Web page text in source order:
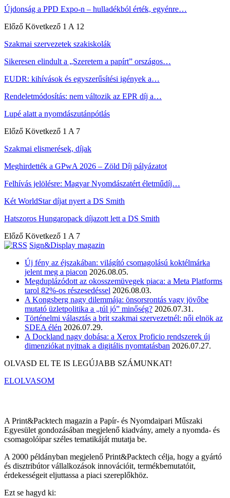
Újdonság a PPD Expo-n – hulladékból érték, egyénre…
Előző Következő 1 A 12
Szakmai szervezetek szakiskolák
Sikeresen elindult a „Szeretem a papírt” országos…
EUDR: kihívások és egyszerűsítési igények a…
Rendeletmódosítás: nem változik az EPR díj a…
Lupé alatt a nyomdászutánpótlás
Előző Következő 1 A 7
Szakmai elismerések, díjak
Meghirdették a GPwA 2026 – Zöld Díj pályázatot
Felhívás jelölésre: Magyar Nyomdászatért életműdíj…
Két WorldStar díjat nyert a DS Smith
Hatszoros Hungaropack díjazott lett a DS Smith
Előző Következő 1 A 7
Sign&Display magazin
Új fény az éjszakában: világító csomagolású koktélmárka
jelent meg a piacon 2026.08.05.
Megduplázódott az okosszemüvegek piaca: a Meta Platforms
tarol 82%-os részesedéssel 2026.08.03.
A Kongsberg nagy dilemmája: önsorsrontás vagy jövőbe
mutató üzletpolitika a „túl jó” minőség? 2026.07.31.
Történelmi választás a brit szakmai szervezetnél: női elnök az
SDEA élén 2026.07.29.
A Dockland nagy dobása: a Xerox Proficio rendszerek új
dimenziókat nyitnak a digitális nyomtatásban 2026.07.27.
OLVASD EL TE IS LEGÚJABB SZÁMUNKAT!
ELOLVASOM
A Print&Packtech magazin a Papír- és Nyomdaipari Műszaki
Egyesület gondozásában megjelenő kiadvány, amely a nyomda- és
csomagolóipar széles tematikáját mutatja be.
A 2000 példányban megjelenő Print&Packtech célja, hogy a gyártó
és disztribútor vállalkozások innovációit, termékbemutatóit,
érdekességeit eljuttassa a piaci szereplőkhöz.
Ezt se hagyd ki: